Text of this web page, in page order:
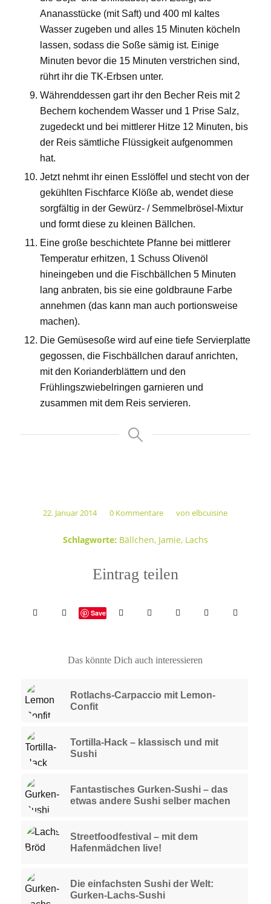
Ananasstücke (mit Saft) und 400 ml kaltes
Wasser zugeben und alles 15 Minuten köcheln
lassen, sodass die Soße sämig ist. Einige
Minuten bevor die 15 Minuten verstrichen sind,
rührt ihr die TK-Erbsen unter.
Währenddessen gart ihr den Becher Reis mit 2
Bechern kochendem Wasser und 1 Prise Salz,
zugedeckt und bei mittlerer Hitze 12 Minuten, bis
der Reis sämtliche Flüssigkeit aufgenommen
hat.
Jetzt nehmt ihr einen Esslöffel und stecht von der
gekühlten Fischfarce Klöße ab, wendet diese
sorgfältig in der Gewürz- / Semmelbrösel-Mixtur
und formt diese zu kleinen Bällchen.
Eine große beschichtete Pfanne bei mittlerer
Temperatur erhitzen, 1 Schuss Olivenöl
hineingeben und die Fischbällchen 5 Minuten
lang anbraten, bis sie eine goldbraune Farbe
annehmen (das kann man auch portionsweise
machen).
Die Gemüsesoße wird auf eine tiefe Servierplatte
gegossen, die Fischbällchen darauf anrichten,
mit den Korianderblättern und den
Frühlingszwiebelringen garnieren und
zusammen mit dem Reis servieren.
22. Januar 2014
/ 0 Kommentare
/ vonelbcuisine
Schlagworte: Bällchen, Jamie, Lachs
Eintrag teilen
Save
Das könnte Dich auch interessieren
Rotlachs-Carpaccio mit Lemon-
Confit
Tortilla-Hack – klassisch und mit
Sushi
Fantastisches Gurken-Sushi – das
etwas andere Sushi selber machen
Streetfoodfestival – mit dem
Hafenmädchen live!
Die einfachsten Sushi der Welt:
Gurken-Lachs-Sushi